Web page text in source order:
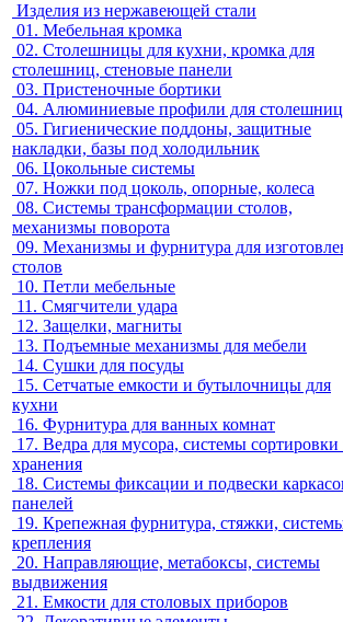
Изделия из нержавеющей стали
01. Мебельная кромка
02. Столешницы для кухни, кромка для
столешниц, стеновые панели
03. Пристеночные бортики
04. Алюминиевые профили для столешниц
05. Гигиенические поддоны, защитные
накладки, базы под холодильник
06. Цокольные системы
07. Ножки под цоколь, опорные, колеса
08. Системы трансформации столов,
механизмы поворота
09. Механизмы и фурнитура для
столов
10. Петли мебельные
11. Смягчители удара
12. Защелки, магниты
13. Подъемные механизмы для мебели
14. Сушки для посуды
15. Сетчатые емкости и бутылочницы для
кухни
16. Фурнитура для ванных комнат
17. Ведра для мусора, системы сортировки
хранения
18. Системы фиксации и подвески
панелей
19. Крепежная фурнитура, стяжки,
крепления
20. Направляющие, метабоксы, системы
выдвижения
21. Емкости для столовых приборов